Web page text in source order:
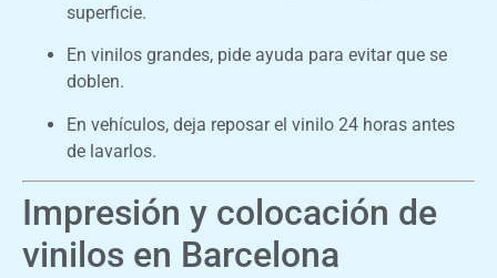
superficie.
En vinilos grandes, pide ayuda para evitar que se
doblen.
En vehículos, deja reposar el vinilo 24 horas antes
de lavarlos.
Impresión y colocación de
vinilos en Barcelona